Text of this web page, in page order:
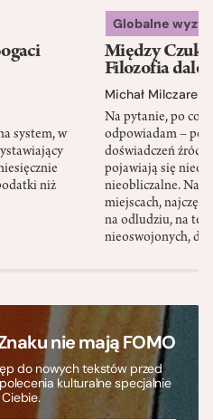
system, w
niż
Globalne
Między
Filozofia
Michał Milczarek
Na pytanie, po co
odpowiadam – po
doświadczeń
pojawiają się
nieobliczalne.
miejscach,
na odludziu, na
nieoswojonych,
nie mają FOMO
do nowych tekstów przed
kulturalne specjalnie